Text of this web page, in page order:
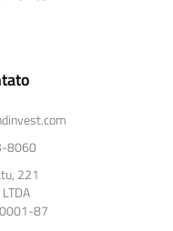
8060
221
87